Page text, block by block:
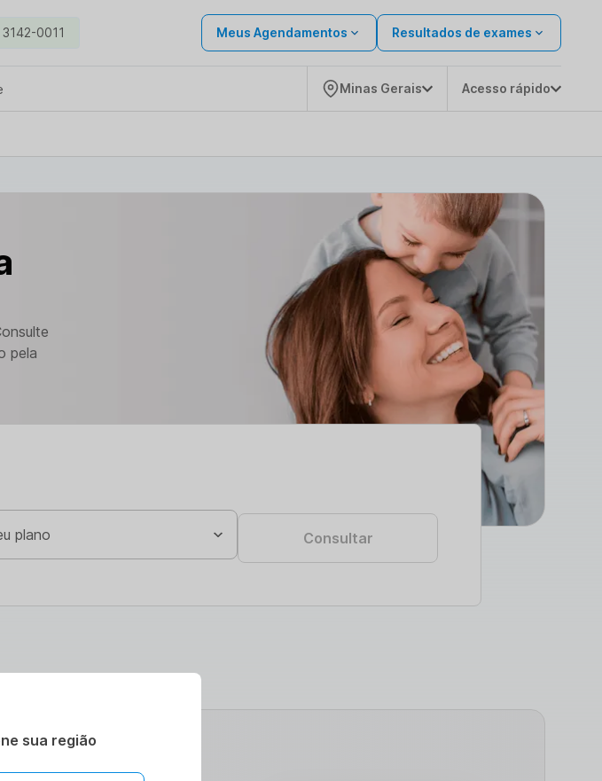
0011 Meus Agendamentos Resultados de exames
Minas Gerais Acesso rápido
pela
Consultar
sua região